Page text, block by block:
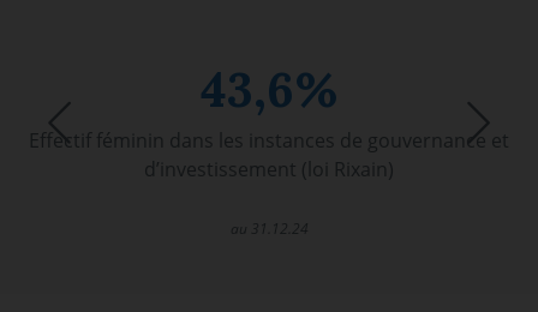
43,6%
Effectif féminin dans les instances de gouvernance et
d’investissement (loi Rixain)
au 31.12.24